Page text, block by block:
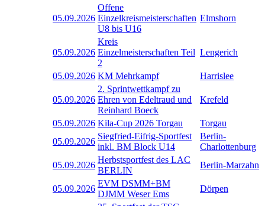
05.09.2026
Offene
Einzelkreismeisterschaften
U8 bis U16
Elmshorn
05.09.2026
Kreis
Einzelmeisterschaften Teil
2
Lengerich
05.09.2026 KM Mehrkampf Harrislee
05.09.2026
2. Sprintwettkampf zu
Ehren von Edeltraud und
Reinhard Boeck
Krefeld
05.09.2026 Kila-Cup 2026 Torgau
Torgau
05.09.2026
Siegfried-Eifrig-Sportfest
inkl. BM Block U14
Berlin-
Charlottenburg
05.09.2026
Herbstsportfest des LAC
BERLIN
Berlin-Marzahn
05.09.2026
EVM DSMM+BM
DJMM Weser Ems
Dörpen